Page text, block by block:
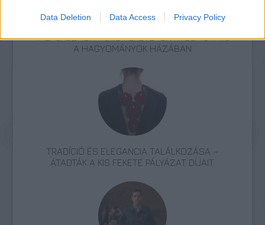
Data Deletion Data Access Privacy Policy
TALÁLKOZÁSA – „KIS FEKETE” DIVATBEMUTATÓ
A HAGYOMÁNYOK HÁZÁBAN
TRADÍCIÓ ÉS ELEGANCIA TALÁLKOZÁSA –
ÁTADTÁK A KIS FEKETE PÁLYÁZAT DÍJAIT